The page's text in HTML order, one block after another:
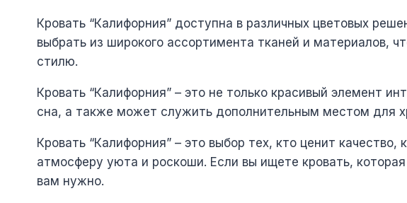
Кровать “Калифорния” доступна в различных цветовых
выбрать из широкого ассортимента тканей и материалов,
стилю.
Кровать “Калифорния” – это не только красивый элемент
сна, а также может служить дополнительным местом для
Кровать “Калифорния” – это выбор тех, кто ценит
атмосферу уюта и роскоши. Если вы ищете кровать,
вам нужно.